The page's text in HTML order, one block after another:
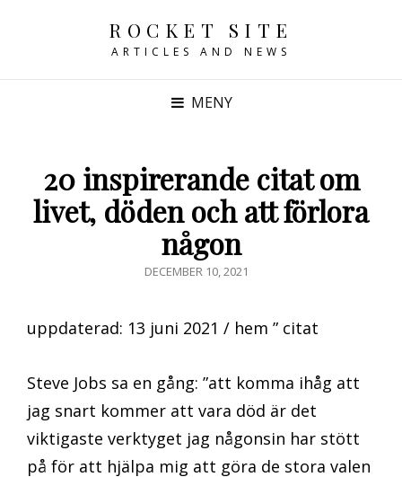
ROCKET SITE
ARTICLES AND NEWS
MENY
20 inspirerande citat om
livet, döden och att förlora
någon
PUBLICERAT
DECEMBER 10, 2021
uppdaterad: 13 juni 2021 / hem ” citat
Steve Jobs sa en gång: ”att komma ihåg att
jag snart kommer att vara död är det
viktigaste verktyget jag någonsin har stött
på för att hjälpa mig att göra de stora valen